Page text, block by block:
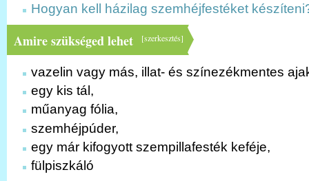
Hogyan kell házilag szemhéjfestéket
[szerkesztés]
Amire szükséged lehet
vazelin vagy más, illat- és színezékmentes
egy kis tál,
műanyag fólia,
szemhéjpúder,
egy már kifogyott szempillafesték keféje,
fülpiszkáló